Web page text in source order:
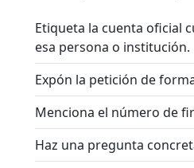
Etiqueta la cuenta oficial
esa persona o institución.
Expón la petición de
Menciona el número de
Haz una pregunta